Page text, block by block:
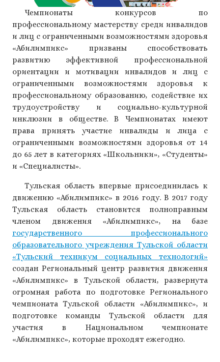
Чемпионаты конкурсов по
профессиональному мастерству среди инвалидов
и лиц с ограниченными возможностями здоровья
«Абилимпикс» призваны способствовать
развитию эффективной профессиональной
ориентации и мотивации инвалидов и лиц с
ограниченными возможностями здоровья к
профессиональному образованию, содействие их
трудоустройству и социально-культурной
инклюзии в обществе. В Чемпионатах имеют
права принять участие инвалиды и лица с
ограниченными возможностями здоровья от 14
до 65 лет в категориях «Школьники», «Студенты»
и «Специалисты».
Тульская область впервые присоединилась к
движению «Абилимпикс» в 2016 году. В 2017 году
Тульская область становится полноправным
членом движения «Абилимпикс», на базе
государственного профессионального
образовательного учреждения Тульской области
«Тульский техникум социальных технологий»
создан Региональный центр развития движения
«Абилимпикс» в Тульской области, развернута
огромная работа по подготовке Регионального
чемпионата Тульской области «Абилимпикс», и
подготовке команды Тульской области для
участия в Национальном чемпионате
«Абилимпикс», которые проходят ежегодно.